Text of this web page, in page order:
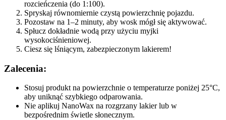
rozcieńczenia (do 1:100).
Spryskaj równomiernie czystą powierzchnię pojazdu.
Pozostaw na 1–2 minuty, aby wosk mógł się aktywować.
Spłucz dokładnie wodą przy użyciu myjki
wysokociśnieniowej.
Ciesz się lśniącym, zabezpieczonym lakierem!
Zalecenia:
Stosuj produkt na powierzchnie o temperaturze poniżej 25°C,
aby uniknąć szybkiego odparowania.
Nie aplikuj NanoWax na rozgrzany lakier lub w
bezpośrednim świetle słonecznym.